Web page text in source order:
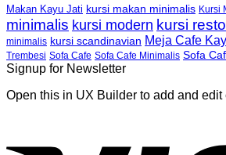
Makan Kayu Jati kursi makan minimalis Kursi
minimalis kursi modern kursi
minimalis kursi scandinavian Meja Cafe
Trembesi Sofa Cafe Sofa Cafe Minimalis Sofa
Signup for Newsletter
Open this in UX Builder to add and edit